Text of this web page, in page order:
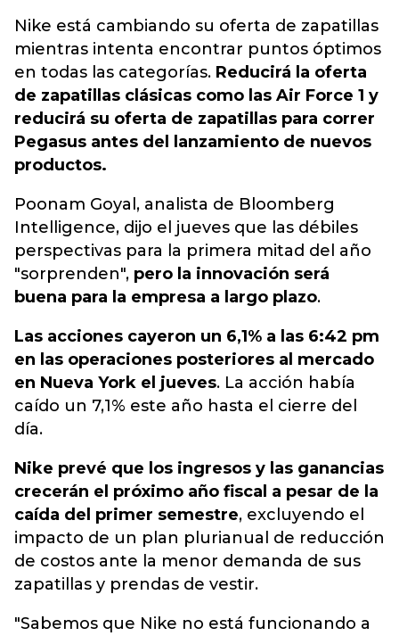
Nike está cambiando su oferta de zapatillas
mientras intenta encontrar puntos óptimos
en todas las categorías. Reducirá la oferta
de zapatillas clásicas como las Air Force 1 y
reducirá su oferta de zapatillas para correr
Pegasus antes del lanzamiento de nuevos
productos.
Poonam Goyal, analista de Bloomberg
Intelligence, dijo el jueves que las débiles
perspectivas para la primera mitad del año
"sorprenden", pero la innovación será
buena para la empresa a largo plazo.
Las acciones cayeron un 6,1% a las 6:42 pm
en las operaciones posteriores al mercado
en Nueva York el jueves. La acción había
caído un 7,1% este año hasta el cierre del
día.
Nike prevé que los ingresos y las ganancias
crecerán el próximo año fiscal a pesar de la
caída del primer semestre, excluyendo el
impacto de un plan plurianual de reducción
de costos ante la menor demanda de sus
zapatillas y prendas de vestir.
"Sabemos que Nike no está funcionando a